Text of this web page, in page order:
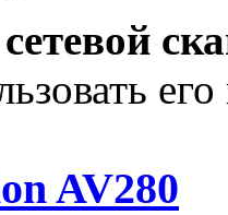
сетевой
AV280